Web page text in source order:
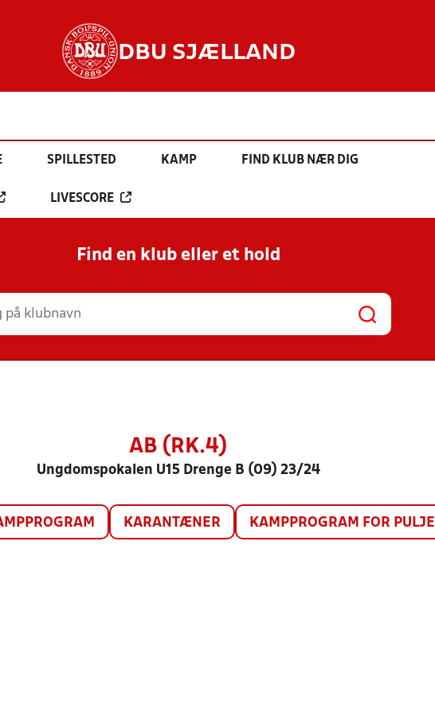
DBU SJÆLLAND
SPILLESTED KAMP FIND KLUB NÆR DIG
LIVESCORE
Find en klub eller et hold
AB (RK.4)
Ungdomspokalen U15 Drenge B (09) 23/24
KARANTÆNER KAMPPROGRAM FOR PULJE